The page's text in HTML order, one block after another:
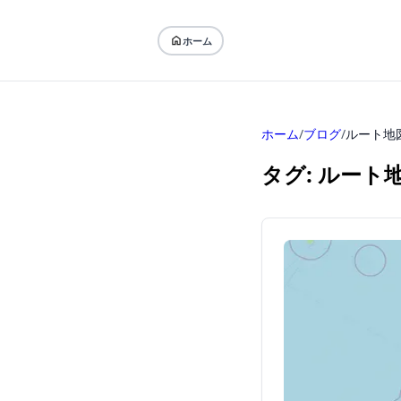
ホーム
ホーム/ブログ/ルート地
タグ: ルート